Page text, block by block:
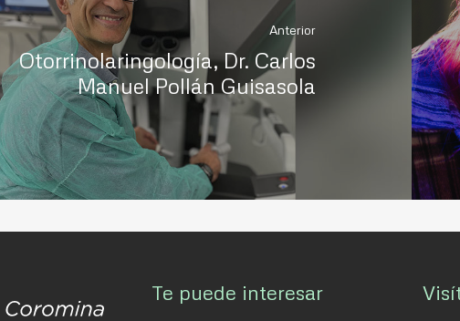
Anterior
Otorrinolaringología, Dr. Carlos
Manuel Pollán Guisasola
Te puede interesar